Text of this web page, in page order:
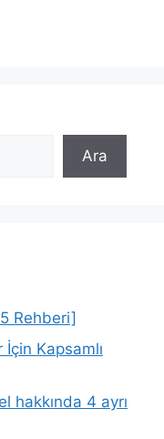
Ara
Rehberi]
Kapsamlı
hakkında 4 ayrı